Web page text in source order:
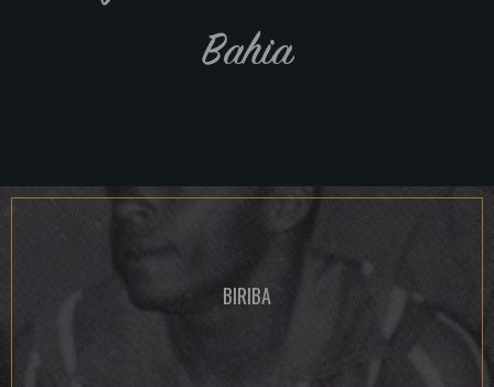
Bahia
BIRIBA